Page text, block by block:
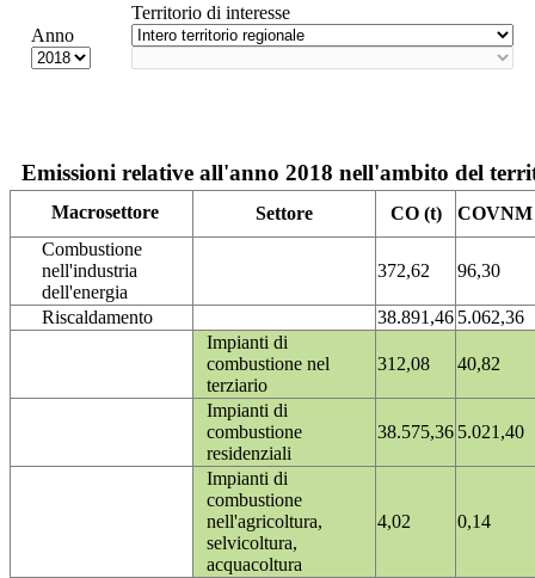
Anno
Territorio di interesse
Emissioni relative all'anno 2018 nell'ambito del
Macrosettore Settore CO (t)
COVNM
Combustione
nell'industria
dell'energia
372,62 96,30
Riscaldamento 38.891,46 5.062,36
Impianti di
combustione nel
terziario
312,08 40,82
Impianti di
combustione
residenziali
38.575,36 5.021,40
Impianti di
combustione
nell'agricoltura,
selvicoltura,
acquacoltura
4,02 0,14